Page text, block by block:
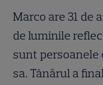
Marco are 31 de
de luminile
sunt persoanele
sa. Tânărul a